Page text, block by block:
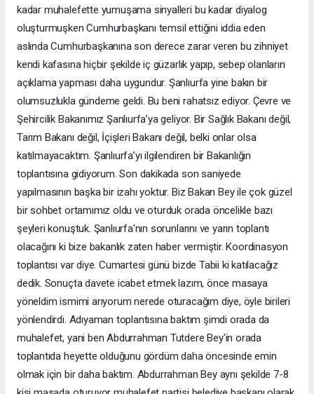
kadar muhalefette yumuşama sinyalleri bu kadar diyalog
oluşturmuşken Cumhurbaşkanı temsil ettiğini iddia eden
aslında Cumhurbaşkanına son derece zarar veren bu zihniyet
kendi kafasına hiçbir şekilde iç güzarlık yapıp, sebep olanların
açıklama yapması daha uygundur. Şanlıurfa yine bakın bir
olumsuzlukla gündeme geldi. Bu beni rahatsız ediyor. Çevre ve
Şehircilik Bakanımız Şanlıurfa’ya geliyor. Bir Sağlık Bakanı değil,
Tarım Bakanı değil, İçişleri Bakanı değil, belki onlar olsa
katılmayacaktım. Şanlıurfa’yı ilgilendiren bir Bakanlığın
toplantısına gidiyorum. Son dakikada son saniyede
yapılmasının başka bir izahı yoktur. Biz Bakan Bey ile çok güzel
bir sohbet ortamımız oldu ve oturduk orada öncelikle bazı
şeyleri konuştuk. Şanlıurfa'nın sorunlarını ve yarın toplantı
olacağını ki bize bakanlık zaten haber vermiştir. Koordinasyon
toplantısı var diye. Cumartesi günü bizde Tabii ki katılacağız
dedik. Sonuçta davete icabet etmek lazım, önce masaya
yöneldim ismimi arıyorum nerede oturacağım diye, öyle birileri
yönlendirdi. Adıyaman toplantısına baktım şimdi orada da
muhalefet, yani ben Abdurrahman Tutdere Bey'in orada
toplantıda heyette olduğunu gördüm daha öncesinde emin
olmak için bir daha baktım. Abdurrahman Bey aynı şekilde 7-8